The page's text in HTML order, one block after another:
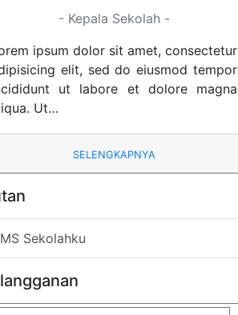
- Kepala Sekolah -
ipsum dolor sit amet, consectetur
elit, sed do eiusmod tempor
ut labore et dolore magna
Ut…
SELENGKAPNYA
Sekolahku